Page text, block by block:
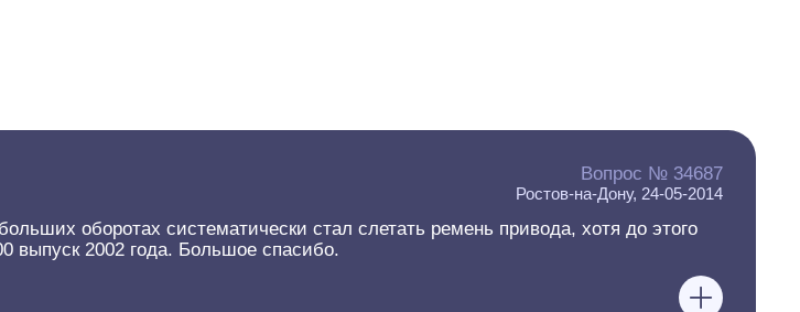
Вопрос № 34687
Ростов-на-Дону, 24-05-2014
оборотах систематически стал слетать ремень привода, хотя до этого
выпуск 2002 года. Большое спасибо.